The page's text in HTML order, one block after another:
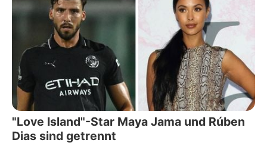
"Love Island"-Star Maya Jama und Rúben
Dias sind getrennt